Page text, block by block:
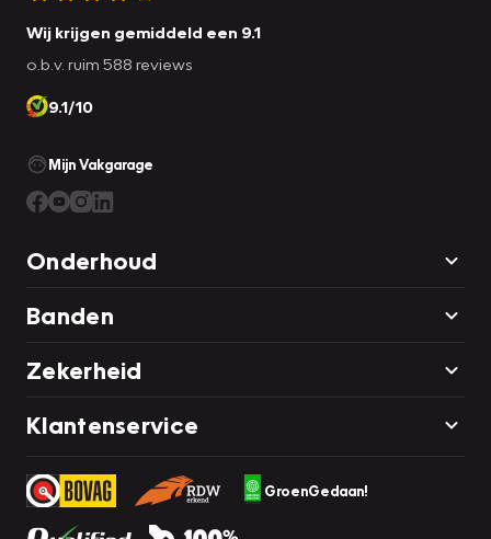
Wij krijgen gemiddeld een 9.1
o.b.v. ruim 588 reviews
9.1/10
Mijn Vakgarage
Onderhoud
Banden
Zekerheid
Klantenservice
GroenGedaan!